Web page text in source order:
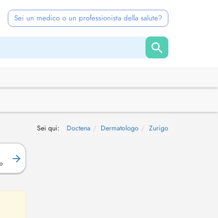
Sei un medico o un professionista della salute?
Sei qui: Doctena Dermatologo Zurigo